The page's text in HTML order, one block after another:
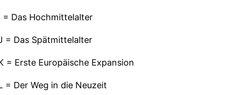
= Das Hochmittelalter
= Das Spätmittelalter
= Erste Europäische Expansion
= Der Weg in die Neuzeit